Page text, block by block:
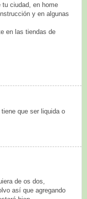
tu ciudad, en home
y en algunas
en las tiendas de
que ser liquida o
de os dos,
así que agregando